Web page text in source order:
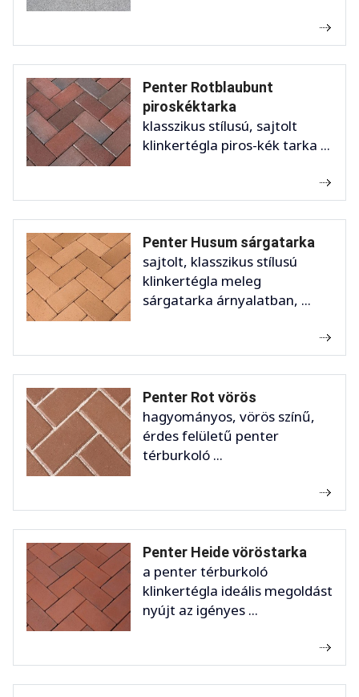
Penter Rotblaubunt
piroskéktarka
klasszikus stílusú, sajtolt
klinkertégla piros-kék tarka ...
Penter Husum sárgatarka
sajtolt, klasszikus stílusú
klinkertégla meleg
sárgatarka árnyalatban, ...
Penter Rot vörös
hagyományos, vörös színű,
érdes felületű penter
térburkoló ...
Penter Heide vöröstarka
a penter térburkoló
klinkertégla ideális megoldást
nyújt az igényes ...